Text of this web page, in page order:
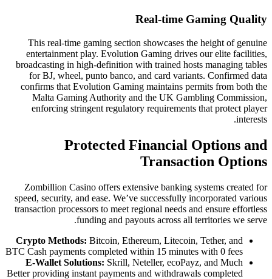
This real-time gaming section
entertainment play. Evolution
broadcasting in high-definition
for BJ, wheel, punto banco,
confirms that Evolution Gaming
Malta Gaming Authority and
enforcing stringent regulatory
Protected
Zombillion Casino offers
speed, security, and ease. We’ve
transaction processors to meet
funding and
Crypto Methods:Bitcoin,
BTC Cash payments completed
E-Wallet Solutions:Skrill,
Better providing instant payments